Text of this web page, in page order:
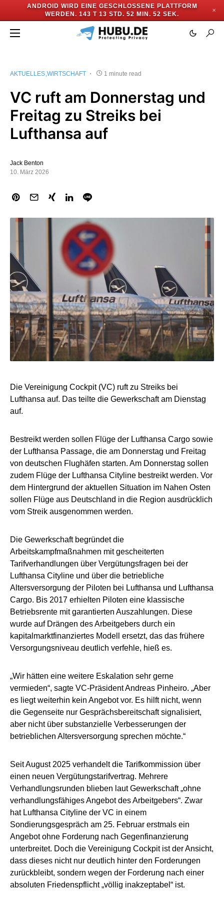
ANDROID WIRD EINE GESCHLOSSENE PLATTFORM
WERDEN. 143 T 13 STD. 52 MIN. 51 SEK.
✕
AKTUELLES WIRTSCHAFT 1 minute read
VC ruft am Donnerstag und
Freitag zu Streiks bei
Lufthansa auf
Jack Benton
10. März 2026
Die Vereinigung Cockpit (VC) ruft zu Streiks bei
Lufthansa auf. Das teilte die Gewerkschaft am Dienstag
auf.
Bestreikt werden sollen Flüge der Lufthansa Cargo sowie
der Lufthansa Passage, die am Donnerstag und Freitag
von deutschen Flughäfen starten. Am Donnerstag sollen
zudem Flüge der Lufthansa Cityline bestreikt werden. Vor
dem Hintergrund der aktuellen Situation im Nahen Osten
sollen Flüge aus Deutschland in die Region ausdrücklich
vom Streik ausgenommen werden.
Die Gewerkschaft begründet die
Arbeitskampfmaßnahmen mit gescheiterten
Tarifverhandlungen über Vergütungsfragen bei der
Lufthansa Cityline und über die betriebliche
Altersversorgung der Piloten bei Lufthansa und Lufthansa
Cargo. Bis 2017 erhielten Piloten eine klassische
Betriebsrente mit garantierten Auszahlungen. Diese
wurde auf Drängen des Arbeitgebers durch ein
kapitalmarktfinanziertes Modell ersetzt, das das frühere
Versorgungsniveau deutlich verfehle, hieß es.
„Wir hätten eine weitere Eskalation sehr gerne
vermieden“, sagte VC-Präsident Andreas Pinheiro. „Aber
es liegt weiterhin kein Angebot vor. Es hilft nicht, wenn
die Gegenseite nur Gesprächsbereitschaft signalisiert,
aber nicht über substanzielle Verbesserungen der
betrieblichen Altersversorgung sprechen möchte.“
Seit August 2025 verhandelt die Tarifkommission über
einen neuen Vergütungstarifvertrag. Mehrere
Verhandlungsrunden blieben laut Gewerkschaft „ohne
verhandlungsfähiges Angebot des Arbeitgebers“. Zwar
hat Lufthansa Cityline der VC in einem
Sondierungsgespräch am 25. Februar erstmals ein
Angebot ohne Forderung nach Gegenfinanzierung
unterbreitet. Doch die Vereinigung Cockpit ist der Ansicht,
dass dieses nicht nur deutlich hinter den Forderungen
zurückbleibt, sondern wegen der Forderung nach einer
absoluten Friedenspflicht „völlig inakzeptabel“ ist.